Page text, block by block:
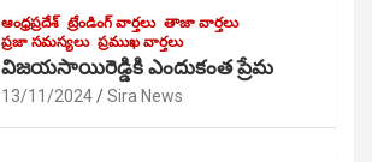
ఆంధ్రప్రదేశ్ ట్రేండింగ్ వార్తలు తాజా వార్తలు
ప్రజా సమస్యలు ప్రముఖ వార్తలు
విజయసాయిరెడ్డికి ఎందుకంత ప్రేమ
13/11/2024 Sira News